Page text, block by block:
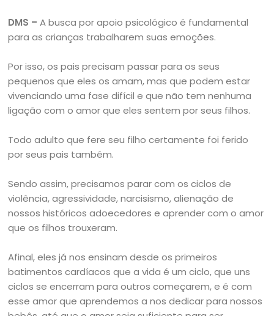
DMS – A busca por apoio psicológico é fundamental
para as crianças trabalharem suas emoções.
Por isso, os pais precisam passar para os seus
pequenos que eles os amam, mas que podem estar
vivenciando uma fase difícil e que não tem nenhuma
ligação com o amor que eles sentem por seus filhos.
Todo adulto que fere seu filho certamente foi ferido
por seus pais também.
Sendo assim, precisamos parar com os ciclos de
violência, agressividade, narcisismo, alienação de
nossos históricos adoecedores e aprender com o amor
que os filhos trouxeram.
Afinal, eles já nos ensinam desde os primeiros
batimentos cardíacos que a vida é um ciclo, que uns
ciclos se encerram para outros começarem, e é com
esse amor que aprendemos a nos dedicar para nossos